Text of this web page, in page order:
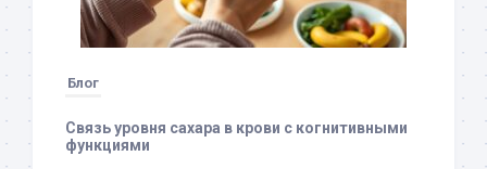
Блог
Связь уровня сахара в крови с когнитивными
функциями